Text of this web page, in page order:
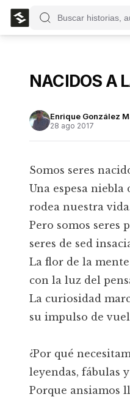
NACIDOS A
Enrique González
28 ago 2017
Somos seres
Una espesa
rodea nuestra
Pero somos seres
seres de sed
La flor de la
con la luz del
La curiosidad
su impulso de
¿Por qué
leyendas, fábulas
Porque ansiamos